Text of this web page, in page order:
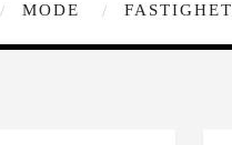
MODE FASTIGHET